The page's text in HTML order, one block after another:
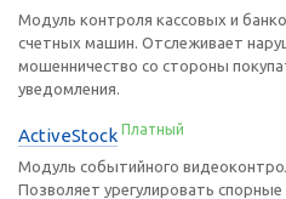
Модуль контроля кассовых и
счетных машин. Отслеживает
мошенничество со стороны
уведомления.
ActiveStock Платный
Модуль событийного
Позволяет урегулировать спорные